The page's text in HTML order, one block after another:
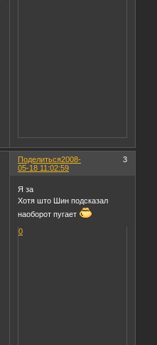
Поделиться 3
2008-
05-18 11:02:59
Я за
Хотя што Шин подсказал
наоборот пугает
0